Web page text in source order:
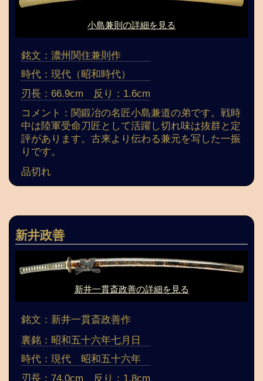
小島兼則の詳細を見る
銘文：濃州関住兼則作
時代：現代（昭和時代）
刃長：66.9cm 反り：1.6cm
コメント：関鍛冶の名匠小島兼道の弟です。戦時
中は陸軍受命刀匠として活躍し切れ味は抜群と定
評があります。古来より伝わる兼元を写した一振
りです。
品切れ
新井政善
新井一貫斎政善の詳細を見る
銘文：新井一貫斎政善作
裏銘：昭和五十六年七月日
時代：現代 昭和五十六年
刃長：74.0cm 反り：1.8cm